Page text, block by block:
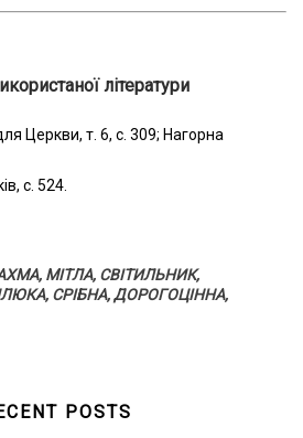
літератури
Церкви, т. 6, с. 309; Нагорна
с. 524.
МІТЛА, СВІТИЛЬНИК,
СРІБНА, ДОРОГОЦІННА,
POSTS